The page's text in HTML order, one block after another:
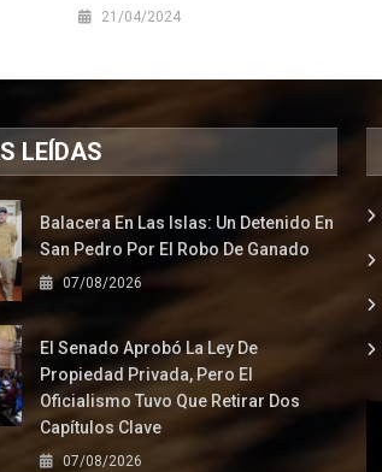
21/04/2024
LEÍDAS
Balacera En Las Islas: Un Detenido En
San Pedro Por El Robo De Ganado
07/08/2026
El Senado Aprobó La Ley De
Propiedad Privada, Pero El
Oficialismo Tuvo Que Retirar Dos
Capítulos Clave
07/08/2026